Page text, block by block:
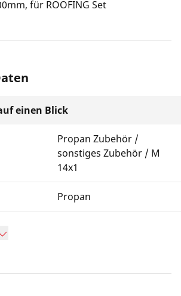
für ROOFING Set
einen Blick
Propan Zubehör /
sonstiges Zubehör / M
14x1
Propan